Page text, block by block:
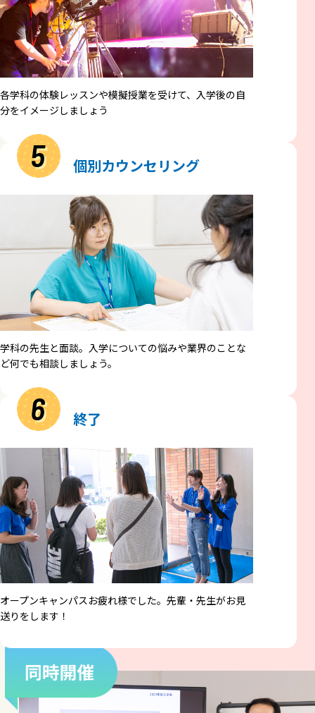
各学科の体験レッスンや模擬授業を受けて、入学後の自
分をイメージしましょう
5 個別カウンセリング
学科の先生と面談。入学についての悩みや業界のことな
ど何でも相談しましょう。
6 終了
オープンキャンパスお疲れ様でした。先輩・先生がお見
送りをします！